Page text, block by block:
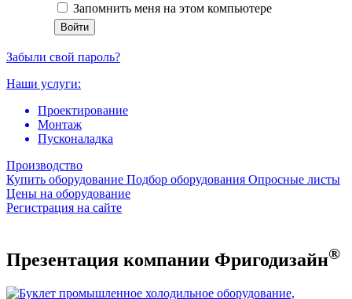
Запомнить меня на этом компьютере
Забыли свой пароль?
Наши услуги:
Проектирование
Монтаж
Пусконаладка
Производство
Купить оборудование Подбор оборудования Опросные листы
Цены на оборудование
Регистрация на сайте
Презентация компании Фригодизайн®